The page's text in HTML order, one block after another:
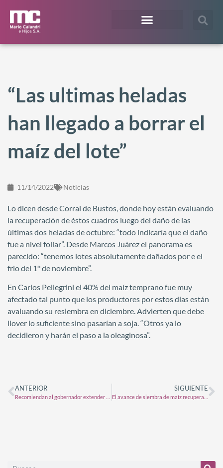
“Las ultimas heladas
han llegado a borrar el
maíz del lote”
11/14/2022 Noticias
Lo dicen desde Corral de Bustos, donde hoy están evaluando
la recuperación de éstos cuadros luego del daño de las
últimas dos heladas de octubre: “todo indicaría que el daño
fue a nivel foliar”. Desde Marcos Juárez el panorama es
parecido: “tenemos lotes absolutamente dañados por e el
frio del 1° de noviembre”.
En Carlos Pellegrini el 40% del maíz temprano fue muy
afectado tal punto que los productores por estos días están
avaluando su resiembra en diciembre. Advierten que debe
llover lo suficiente sino pasarían a soja. “Otros ya lo
decidieron y harán el paso a la oleaginosa”.
ANTERIOR SIGUIENTE